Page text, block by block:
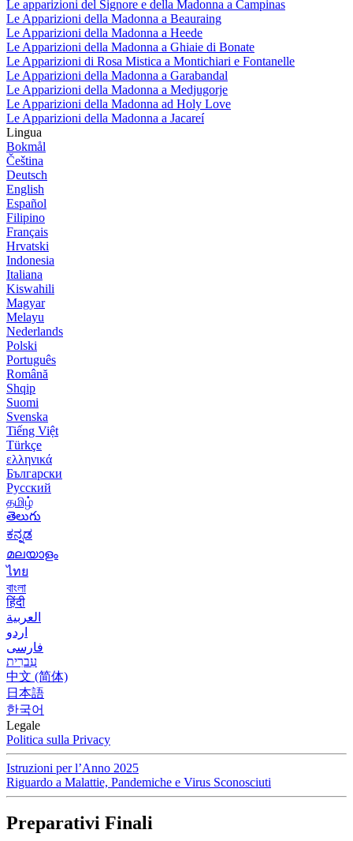
Le apparizioni del Signore e della Madonna a Campinas
Le Apparizioni della Madonna a Beauraing
Le Apparizioni della Madonna a Heede
Le Apparizioni della Madonna a Ghiaie di Bonate
Le Apparizioni di Rosa Mistica a Montichiari e Fontanelle
Le Apparizioni della Madonna a Garabandal
Le Apparizioni della Madonna a Medjugorje
Le Apparizioni della Madonna ad Holy Love
Le Apparizioni della Madonna a Jacareí
Lingua
Bokmål
Čeština
Deutsch
English
Español
Filipino
Français
Hrvatski
Indonesia
Italiana
Kiswahili
Magyar
Melayu
Nederlands
Polski
Português
Română
Shqip
Suomi
Svenska
Tiếng Việt
Türkçe
ελληνικά
Български
Русский
தமிழ்
తెలుగు
ಕನ್ನಡ
മലയാളം
ไทย
বাংলা
हिंदी
العربية
اردو
فارسی
עִברִית
中文 (简体)
日本語
한국어
Legale
Politica sulla Privacy
Istruzioni per l’Anno 2025
Riguardo a Malattie, Pandemiche e Virus Sconosciuti
Preparativi Finali